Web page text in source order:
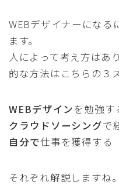
WEBデザイナーになる
ます。
人によって考え方はあ
的な方法はこちらの３
WEBデザイン を勉強す
クラウドソーシングで
自分で仕事を獲得する
それぞれ解説しますね。